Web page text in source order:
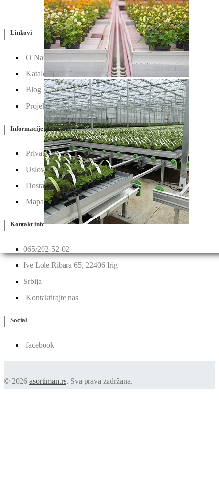
Linkovi
O Nama
Katalozi
Blog
Projektovanje / Izgradnja
Informacije
Privatnost & Kolačići
Uslovi Korišćenja
Dostava & Povraćaj
Mapa
Kontakt info
065/202-52-02
Ive Lole Ribara 65, 22406 Irig
Srbija
Kontaktirajte nas
Social
facebook
© 2026 asortiman.rs. Sva prava zadržana.